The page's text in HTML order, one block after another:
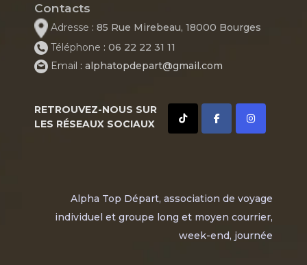
Contacts
Adresse : 85 Rue Mirebeau, 18000 Bourges
Téléphone : 06 22 22 31 11
Email : alphatopdepart@gmail.com
RETROUVEZ-NOUS SUR
LES RÉSEAUX SOCIAUX
Alpha Top Départ, association de voyage
individuel et groupe long et moyen courrier,
week-end, journée